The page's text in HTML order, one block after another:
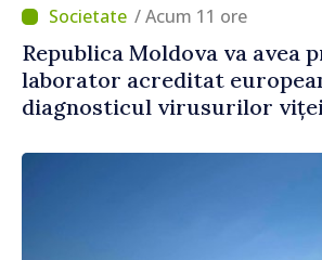
/ Acum 11 ore
Republica Moldova va avea
laborator acreditat
diagnosticul virusurilor